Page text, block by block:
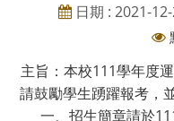
日期 : 2021-
主旨：本校111學年度
請鼓勵學生踴躍報考，
一、招生簡章請於